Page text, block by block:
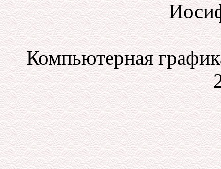
Компьютерная